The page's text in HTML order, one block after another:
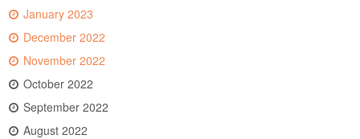
January 2023
December 2022
November 2022
October 2022
September 2022
August 2022